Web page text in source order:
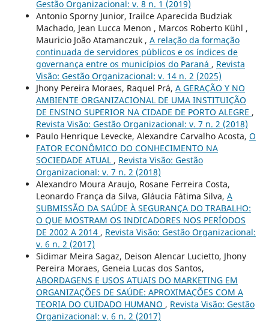
Gestão Organizacional: v. 8 n. 1 (2019)
Antonio Sporny Junior, Irailce Aparecida Budziak
Machado, Jean Lucca Menon , Marcos Roberto Kühl ,
Mauricio João Atamanczuk , A relação da formação
continuada de servidores públicos e os índices de
governança entre os municípios do Paraná , Revista
Visão: Gestão Organizacional: v. 14 n. 2 (2025)
Jhony Pereira Moraes, Raquel Prá, A GERAÇÃO Y NO
AMBIENTE ORGANIZACIONAL DE UMA INSTITUIÇÃO
DE ENSINO SUPERIOR NA CIDADE DE PORTO ALEGRE ,
Revista Visão: Gestão Organizacional: v. 7 n. 2 (2018)
Paulo Henrique Levecke, Alexandre Carvalho Acosta, O
FATOR ECONÔMICO DO CONHECIMENTO NA
SOCIEDADE ATUAL , Revista Visão: Gestão
Organizacional: v. 7 n. 2 (2018)
Alexandro Moura Araujo, Rosane Ferreira Costa,
Leonardo França da Silva, Gláucia Fátima Silva, A
SUBMISSÃO DA SAÚDE À SEGURANÇA DO TRABALHO:
O QUE MOSTRAM OS INDICADORES NOS PERÍODOS
DE 2002 A 2014 , Revista Visão: Gestão Organizacional:
v. 6 n. 2 (2017)
Sidimar Meira Sagaz, Deison Alencar Lucietto, Jhony
Pereira Moraes, Geneia Lucas dos Santos,
ABORDAGENS E USOS ATUAIS DO MARKETING EM
ORGANIZAÇÕES DE SAÚDE: APROXIMAÇÕES COM A
TEORIA DO CUIDADO HUMANO , Revista Visão: Gestão
Organizacional: v. 6 n. 2 (2017)